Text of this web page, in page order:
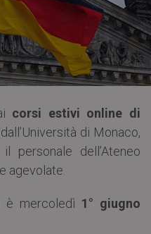
corsi estivi online di
di Monaco,
dell’Ateneo
agevolate.
è mercoledì 1° giugno